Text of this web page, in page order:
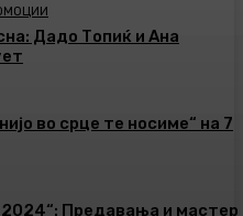
Дадо Топиќ и Ана
во срце те носиме“ на 7
2024“: Предавања и мастер